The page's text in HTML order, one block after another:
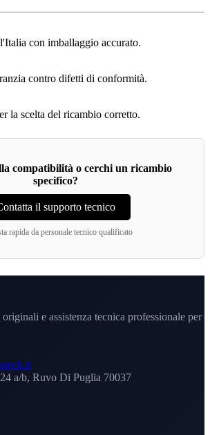
con imballaggio accurato.
contro difetti di conformità.
la scelta del ricambio corretto.
compatibilità o cerchi un ricambio
specifico?
il supporto tecnico
rapida da personale tecnico qualificato
e assistenza tecnica professionale per
a/b, Ruvo Di Puglia 70037